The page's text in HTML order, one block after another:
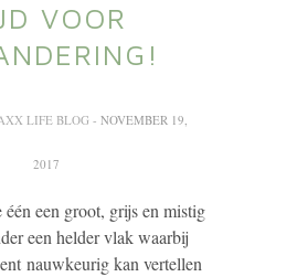
VOOR
LIFE BLOG - NOVEMBER 19,
2017
een groot, grijs en mistig
een helder vlak waarbij
nauwkeurig kan vertellen